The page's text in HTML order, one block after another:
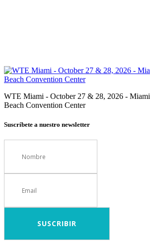
WTE Miami - October 27 & 28, 2026 - Miami
Beach Convention Center
Suscríbete a nuestro newsletter